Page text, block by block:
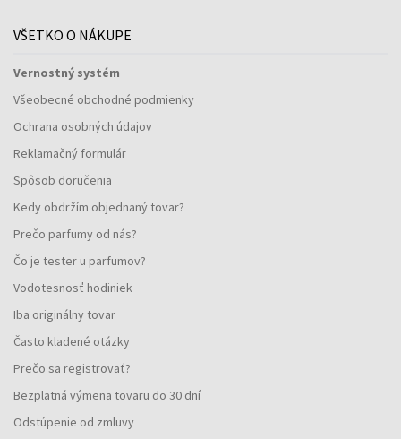
VŠETKO O NÁKUPE
Vernostný systém
Všeobecné obchodné podmienky
Ochrana osobných údajov
Reklamačný formulár
Spôsob doručenia
Kedy obdržím objednaný tovar?
Prečo parfumy od nás?
Čo je tester u parfumov?
Vodotesnosť hodiniek
Iba originálny tovar
Často kladené otázky
Prečo sa registrovať?
Bezplatná výmena tovaru do 30 dní
Odstúpenie od zmluvy